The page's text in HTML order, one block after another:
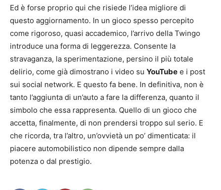
Ed è forse proprio qui che risiede l’idea migliore di
questo aggiornamento. In un gioco spesso percepito
come rigoroso, quasi accademico, l’arrivo della Twingo
introduce una forma di leggerezza. Consente la
stravaganza, la sperimentazione, persino il più totale
delirio, come già dimostrano i video su YouTube e i post
sui social network. E questo fa bene. In definitiva, non è
tanto l’aggiunta di un’auto a fare la differenza, quanto il
simbolo che essa rappresenta. Quello di un gioco che
accetta, finalmente, di non prendersi troppo sul serio. E
che ricorda, tra l’altro, un’ovvietà un po’ dimenticata: il
piacere automobilistico non dipende sempre dalla
potenza o dal prestigio.